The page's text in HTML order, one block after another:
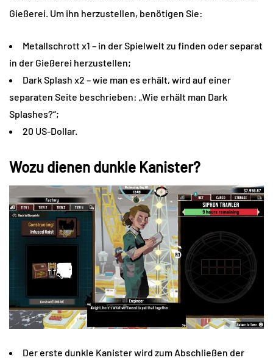
Gießerei. Um ihn herzustellen, benötigen Sie:
Metallschrott x1 – in der Spielwelt zu finden oder separat
in der Gießerei herzustellen;
Dark Splash x2 – wie man es erhält, wird auf einer
separaten Seite beschrieben: „Wie erhält man Dark
Splashes?“;
20 US-Dollar.
Wozu dienen dunkle Kanister?
Der erste dunkle Kanister wird zum Abschließen der